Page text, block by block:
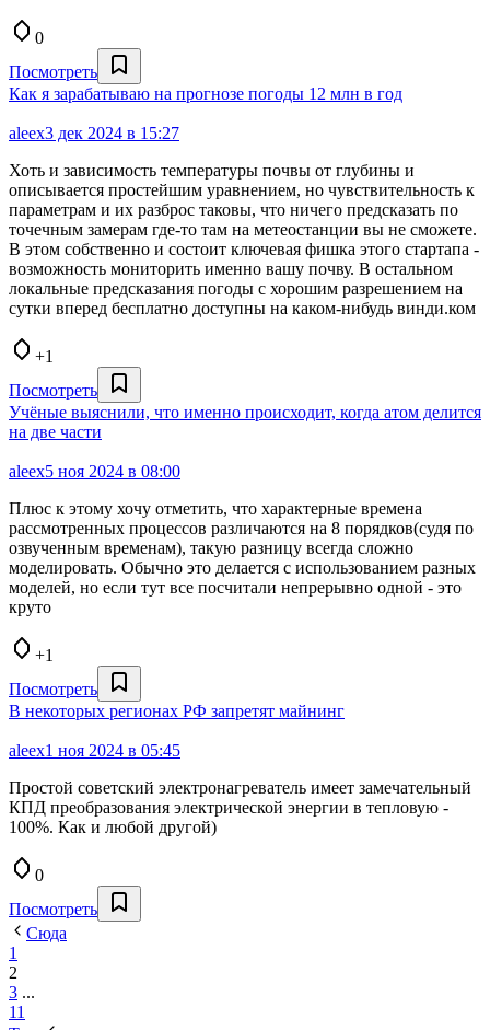
0
Посмотреть
Как я зарабатываю на прогнозе погоды 12 млн в год
aleex3 дек 2024 в 15:27
Хоть и зависимость температуры почвы от глубины и
описывается простейшим уравнением, но чувствительность к
параметрам и их разброс таковы, что ничего предсказать по
точечным замерам где-то там на метеостанции вы не сможете.
В этом собственно и состоит ключевая фишка этого стартапа -
возможность мониторить именно вашу почву. В остальном
локальные предсказания погоды с хорошим разрешением на
сутки вперед бесплатно доступны на каком-нибудь винди.ком
+1
Посмотреть
Учёные выяснили, что именно происходит, когда атом делится
на две части
aleex5 ноя 2024 в 08:00
Плюс к этому хочу отметить, что характерные времена
рассмотренных процессов различаются на 8 порядков(судя по
озвученным временам), такую разницу всегда сложно
моделировать. Обычно это делается с использованием разных
моделей, но если тут все посчитали непрерывно одной - это
круто
+1
Посмотреть
В некоторых регионах РФ запретят майнинг
aleex1 ноя 2024 в 05:45
Простой советский электронагреватель имеет замечательный
КПД преобразования электрической энергии в тепловую -
100%. Как и любой другой)
0
Посмотреть
Сюда
1
2
3 ...
11